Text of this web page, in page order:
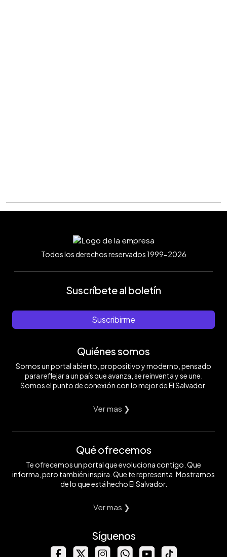
Todos los derechos reservados 1999-2026
Suscríbete al boletín
Suscribirme
Quiénes somos
Somos un portal abierto, propositivo y moderno, pensado
para reflejar a un país que avanza, se reinventa y se une.
Somos el punto de conexión con lo mejor de El Salvador.
Ver mas ❯
Qué ofrecemos
Te ofrecemos un portal que evoluciona contigo. Que
informa, pero también inspira. Que te representa. Mostramos
de lo que está hecho El Salvador.
Ver mas ❯
Síguenos